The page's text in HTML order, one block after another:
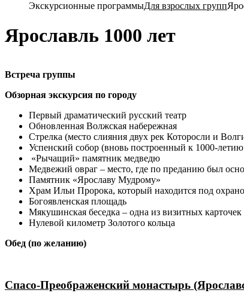
Экскурсионные программыДля взрослых групп
Ярославль 1000 лет
Встреча группы
Обзорная экскурсия по городу
Первый драматический русский театр
Обновленная Волжская набережная
Стрелка (место слияния двух рек Которосли и
Успенский собор (вновь построенный к 1000-
«Рычащий» памятник медведю
Медвежий овраг – место, где по преданию был
Памятник «Ярославу Мудрому»
Храм Ильи Пророка, который находится под
Богоявленская площадь
Мякушинская беседка – одна из визитных карточек
Нулевой километр Золотого кольца
Обед (по желанию)
Спасо-Преображенский монастырь